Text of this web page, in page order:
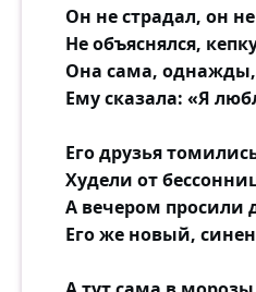
Если счастье
Разве значит, что
И какая б ни жгла
Тяжелейшая вещь —
Но разлука ещё не
Я найду тебя. Я
Он не страдал, он
Не объяснялся,
Она сама, однажды,
Ему сказала: «Я
Его друзья
Худели от
А вечером просили
Его же новый,